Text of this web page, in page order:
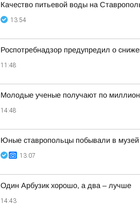
Качество питьевой воды на
13:54
Роспотребнадзор предупредил о
11:48
Молодые ученые получают по
14:48
Юные ставропольцы побывали в
13:07
Один Арбузик хорошо, а два – лучше
14:43